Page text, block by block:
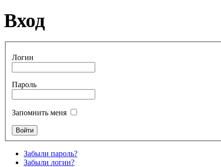
Вход
Логин
Пароль
Запомнить меня
Забыли пароль?
Забыли логин?